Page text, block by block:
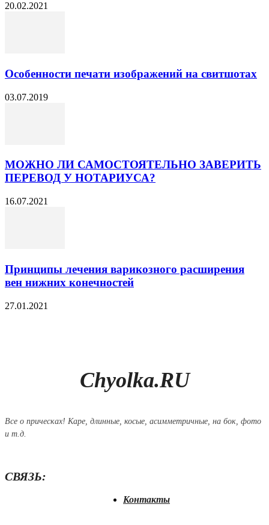
20.02.2021
Особенности печати изображений на свитшотах
03.07.2019
МОЖНО ЛИ САМОСТОЯТЕЛЬНО ЗАВЕРИТЬ
ПЕРЕВОД У НОТАРИУСА?
16.07.2021
Принципы лечения варикозного расширения
вен нижних конечностей
27.01.2021
Chyolka.RU
Все о прическах! Каре, длинные, косые, асимметричные, на бок, фото
и т.д.
СВЯЗЬ:
Контакты